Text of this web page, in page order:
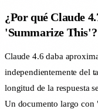
¿Por qué Claude
'Summarize This'?
Claude 4.6 daba
independientemente del
longitud de la respuesta
Un documento largo con